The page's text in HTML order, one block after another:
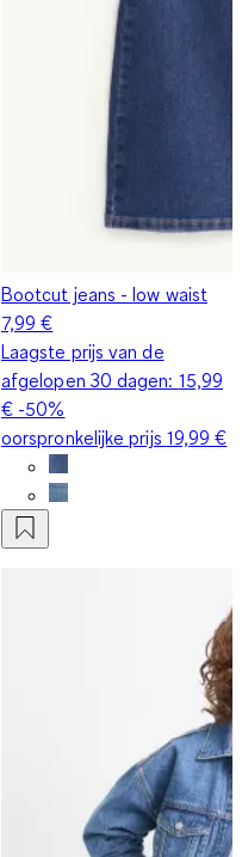
Bootcut jeans - low waist
7,99 €
Laagste prijs van de
afgelopen 30 dagen: 15,99
€ -50%
oorspronkelijke prijs 19,99 €